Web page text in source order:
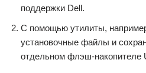
поддержки Dell.
С помощью утилиты,
установочные файлы и
отдельном флэш-накопителе